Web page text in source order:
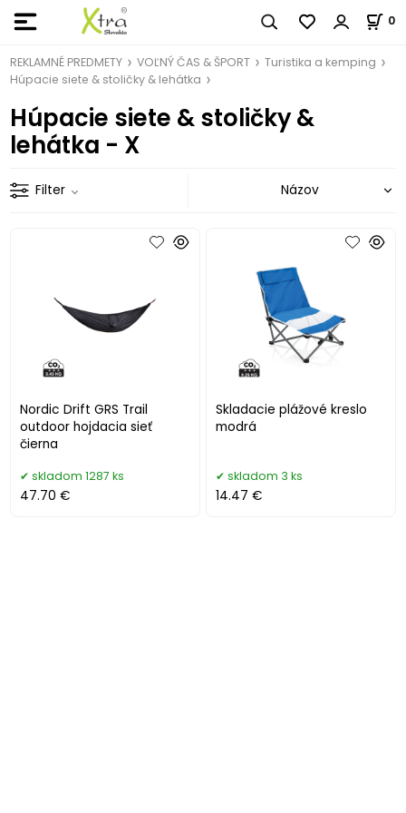
0
REKLAMNÉ PREDMETY VOĽNÝ ČAS & ŠPORT
Turistika a kemping
Húpacie siete & stoličky & lehátka
Húpacie siete & stoličky &
lehátka - X
Filter
Nordic Drift GRS Trail
outdoor hojdacia sieť
čierna
skladom 1287 ks
47.70 €
Skladacie plážové kreslo
modrá
skladom 3 ks
14.47 €